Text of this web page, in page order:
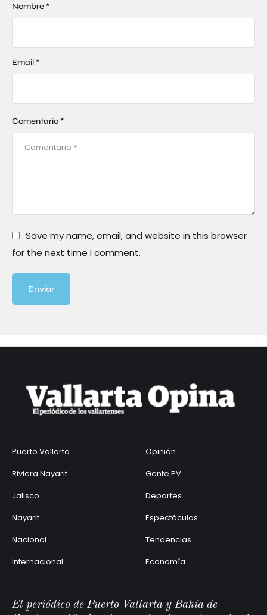
Comentario *
Nombre *
Email *
Save my name, email, and website in this browser
for the next time I comment.
Envíar
Puerto Vallarta
Riviera Nayarit
Jalisco
Nayarit
Nacional
Internacional
Opinión
Gente PV
Deportes
Espectáculos
Tendencias
Economía
El periódico de Puerto Vallarta y Bahía de